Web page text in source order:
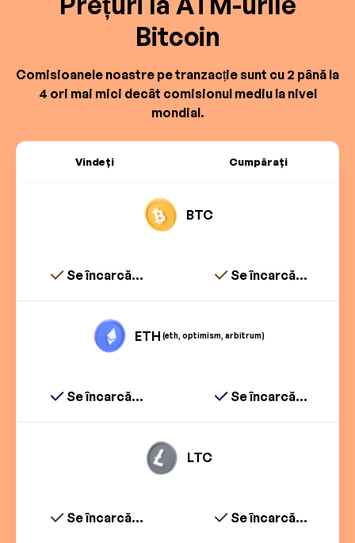
Bitcoin
Comisioanele noastre pe tranzacție sunt cu 2 până la
4 ori mai mici decât comisionul mediu la nivel
mondial.
Vindeți Cumpărați
BTC
Se încarcă... Se încarcă...
ETH (eth, optimism, arbitrum)
Se încarcă... Se încarcă...
LTC
Se încarcă... Se încarcă...